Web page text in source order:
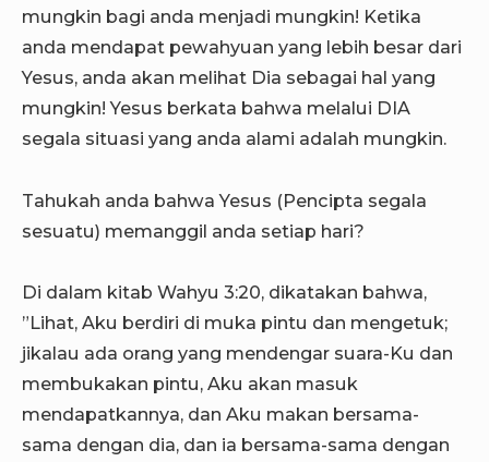
mungkin bagi anda menjadi mungkin! Ketika
anda mendapat pewahyuan yang lebih besar dari
Yesus, anda akan melihat Dia sebagai hal yang
mungkin! Yesus berkata bahwa melalui DIA
segala situasi yang anda alami adalah mungkin.
Tahukah anda bahwa Yesus (Pencipta segala
sesuatu) memanggil anda setiap hari?
Di dalam kitab Wahyu 3:20, dikatakan bahwa,
”Lihat, Aku berdiri di muka pintu dan mengetuk;
jikalau ada orang yang mendengar suara-Ku dan
membukakan pintu, Aku akan masuk
mendapatkannya, dan Aku makan bersama-
sama dengan dia, dan ia bersama-sama dengan